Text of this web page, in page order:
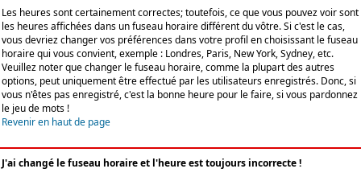
Les heures sont certainement correctes; toutefois, ce que vous pouvez voir sont
les heures affichées dans un fuseau horaire différent du vôtre. Si c'est le cas,
vous devriez changer vos préférences dans votre profil en choisissant le fuseau
horaire qui vous convient, exemple : Londres, Paris, New York, Sydney, etc.
Veuillez noter que changer le fuseau horaire, comme la plupart des autres
options, peut uniquement être effectué par les utilisateurs enregistrés. Donc, si
vous n'êtes pas enregistré, c'est la bonne heure pour le faire, si vous pardonnez
le jeu de mots !
Revenir en haut de page
J'ai changé le fuseau horaire et l'heure est toujours incorrecte !